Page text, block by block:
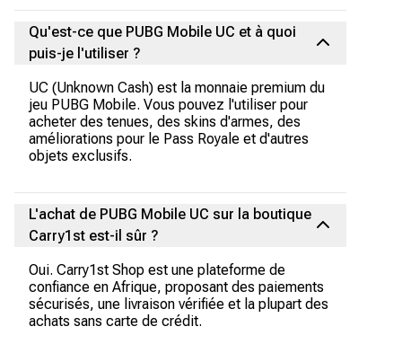
Qu'est-ce que PUBG Mobile UC et à quoi
puis-je l'utiliser ?
UC (Unknown Cash) est la monnaie premium du
jeu PUBG Mobile. Vous pouvez l'utiliser pour
acheter des tenues, des skins d'armes, des
améliorations pour le Pass Royale et d'autres
objets exclusifs.
L'achat de PUBG Mobile UC sur la boutique
Carry1st est-il sûr ?
Oui. Carry1st Shop est une plateforme de
confiance en Afrique, proposant des paiements
sécurisés, une livraison vérifiée et la plupart des
achats sans carte de crédit.